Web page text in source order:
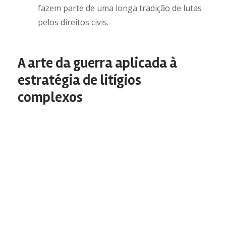
fazem parte de uma longa tradição de lutas
pelos direitos civis.
A arte da guerra aplicada à
estratégia de litígios
complexos